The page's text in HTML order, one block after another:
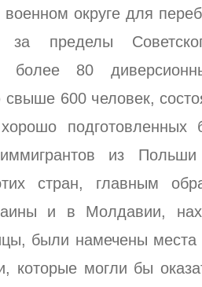
округе для
за пределы
более 80
свыше 600 человек,
подготовленных
из
стран, главным
и в Молдавии,
были намечены места
которые могли бы